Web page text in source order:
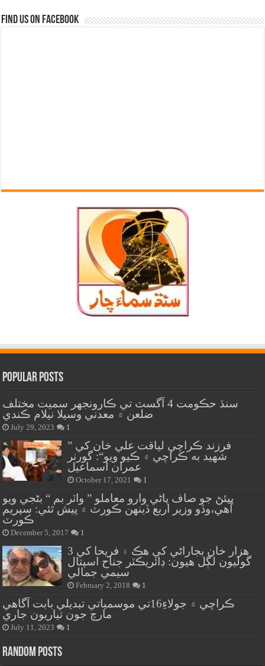
Find us on Facebook
Popular Posts
سنڌ حڪومت 4 آگسٽ تي ڪارونجهر سميت مختلف
ضلعن ۾ معدني وسيلا نيلام ڪندي
July 29, 2023 1
” فرزند ڪراچي لياقت علي خان کي
شهيد به ڪراچي ۾ ڪيو ويو“: گورنر
عمران اسماعيل
October 17, 2021 1
پيئڻ جو صاف پاڻي وارو معاملو ” واٽر بم “ بڻجي ويو
آهي،وڏو وزير اربع ڏينهن ڪورٽ ۾ پيش ٿئي: سپريم
ڪورٽ
December 5, 2017 1
هزار خان بجاراڻي کي هڪ ۽ فريحا کي 3
گوليون لڳل هيون: ڊائريڪٽر جناح اسپتال
سيمي جمالي
February 2, 2018 1
ڪراچي ۾ جولاءِ16تي موسمياتي تبديلي بابت آگاهي
مارچ جون تياريون جاري
July 11, 2023 1
Random Posts